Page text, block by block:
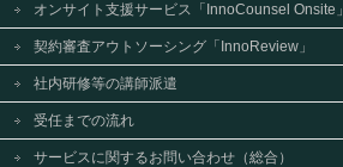
オンサイト支援サービス「InnoCounsel Onsite」
契約審査アウトソーシング「InnoReview」
社内研修等の講師派遣
受任までの流れ
サービスに関するお問い合わせ（総合）